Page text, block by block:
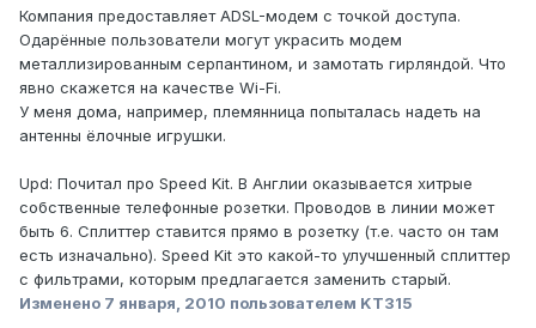
Компания предоставляет ADSL-модем с точкой доступа.
Одарённые пользователи могут украсить модем
металлизированным серпантином, и замотать гирляндой. Что
явно скажется на качестве Wi-Fi.
У меня дома, например, племянница попыталась надеть на
антенны ёлочные игрушки.
Upd: Почитал про Speed Kit. В Англии оказывается хитрые
собственные телефонные розетки. Проводов в линии может
быть 6. Сплиттер ставится прямо в розетку (т.е. часто он там
есть изначально). Speed Kit это какой-то улучшенный сплиттер
c фильтрами, которым предлагается заменить старый.
Изменено 7 января, 2010 пользователем KT315